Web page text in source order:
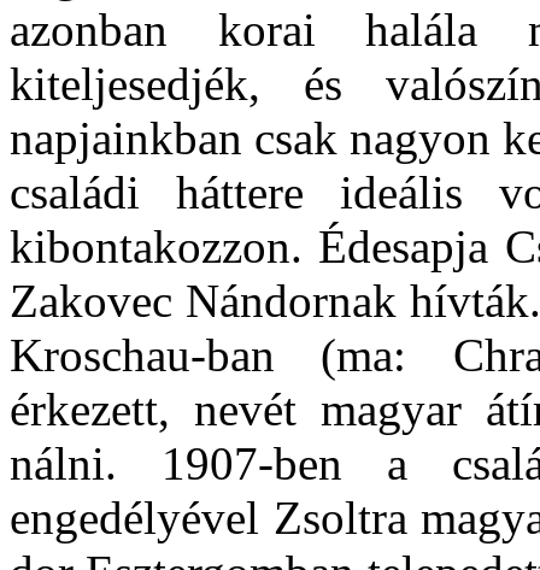
azonban korai halála
kiteljesedjék, és
napjainkban csak nagyon
családi háttere ideális
kibontakozzon. Édes­apja
Zakovec Nándornak
Kroschau-ban (ma:
érkezett, nevét magyar
nálni. 1907-ben a
engedélyével Zsoltra